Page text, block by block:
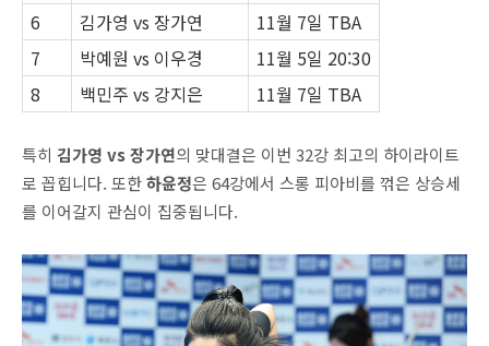
6
김가영 vs 장가연
11월 7일 TBA
7
박예원 vs 이우경
11월 5일 20:30
8
백민주 vs 강지은 11월 7일 TBA
특히 김가영 vs 장가연의 맞대결은 이번 32강 최고의 하이라이트
로 꼽힙니다. 또한하윤정은 64강에서 스롱 피아비를 꺾은 상승세
를 이어갈지 관심이 집중됩니다.